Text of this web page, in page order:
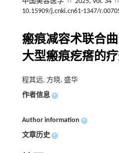
10.15909/j.cnki.cn61-1347/
瘢痕减容术联合
大型瘢痕疙瘩的
程其远, 方晓, 盛华
作者信息 +
Author information +
文章历史 +